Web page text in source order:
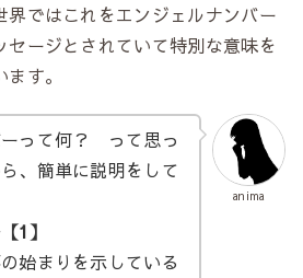
ではこれをエンジェルナンバー
セージとされていて特別な意味を
す。
anima
って何？ って思っ
、簡単に説明をして
1】
始まりを示している